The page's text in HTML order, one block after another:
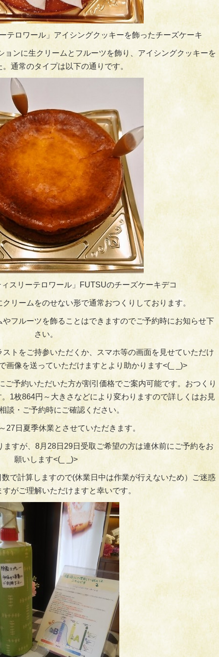
テロワール」アイシングクッキーを飾ったチーズケーキ
ンに生クリームとフルーツを飾り、アイシングクッキーを
通常のタイプは以下の通りです。
スリーテロワール」FUTSUのチーズケーキデコ
リームをのせない形で通常おつくりしております。
フルーツを飾ることはできますのでご予約時にお知らせ下
さい。
トをご持参いただくか、スマホ等の画面を見せていただけ
画像を送っていただけますとより助かります<(_ _)>
ご予約いただいた方が割引価格でご案内可能です。おつくり
1枚864円～大きさなどにより変わりますので詳しくはお見
談・ご予約時にご確認ください。
27日夏季休業とさせていただきます。
すが、8月28日29日受取ご希望の方は連休前にご予約をお
願いします<(_ _)>
で計算しますので(休業日中は作業が行えないため）ご迷惑
がご理解いただけますと幸いです。